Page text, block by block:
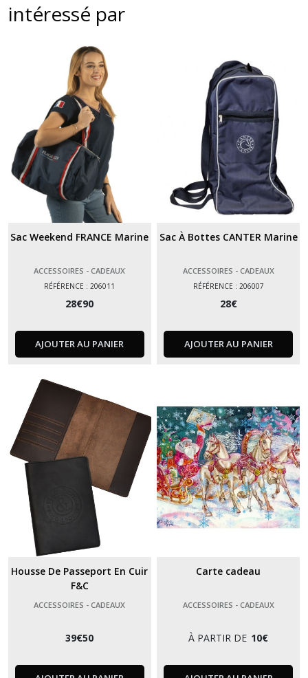
intéressé par
Sac Weekend FRANCE Marine
ACCESSOIRES - CADEAUX
RÉFÉRENCE : 206011
28€90
AJOUTER AU PANIER
Sac À Bottes CANTER Marine
ACCESSOIRES - CADEAUX
RÉFÉRENCE : 206007
28€
AJOUTER AU PANIER
Housse De Passeport En Cuir
F&C
ACCESSOIRES - CADEAUX
39€50
Carte cadeau
ACCESSOIRES - CADEAUX
À PARTIR DE 10€